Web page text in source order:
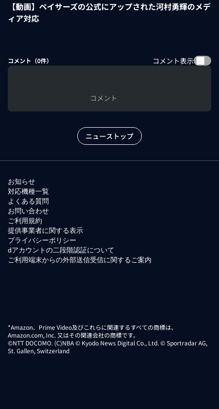
【動画】ペイサーズの公式にアップされた河村勇輝のメデ
ィア対応
コメント（0件） コメント表示
コメント
ニューストップ
お知らせ
対応機種一覧
よくある質問
お問い合わせ
ご利用規約
提供事業者に関する表示
プライバシーポリシー
dアカウントの二段階認証について
ご利用端末からの外部送信受信に関するご案内
*Amazon、Prime Video及びこれらに関連するすべての商標は、
Amazon.com, Inc. 又はその関連会社の商標です。
©NTT DOCOMO. (C)NBA © Kyodo News Digital Co., Ltd. © Sportradar AG,
St. Gallen, Switzerland